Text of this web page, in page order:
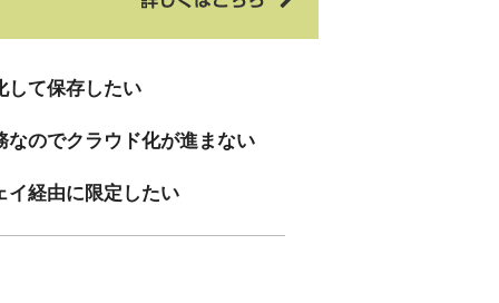
して保存したい
のでクラウド化が進まない
イ経由に限定したい